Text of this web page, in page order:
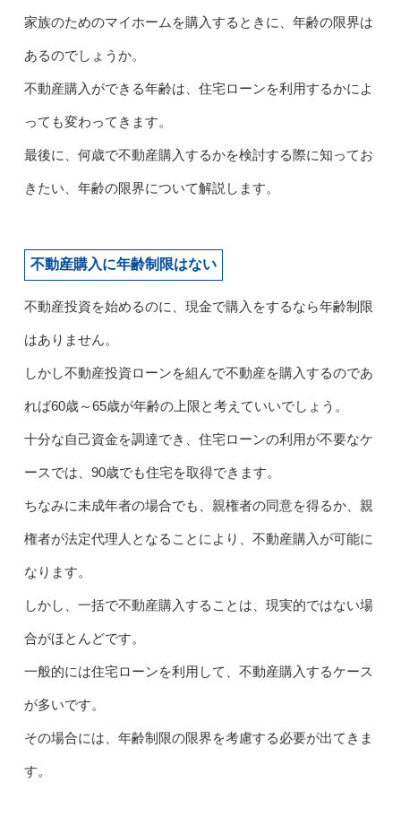
家族のためのマイホームを購入するときに、年齢の限界は
あるのでしょうか。
不動産購入ができる年齢は、住宅ローンを利用するかによ
っても変わってきます。
最後に、何歳で不動産購入するかを検討する際に知ってお
きたい、年齢の限界について解説します。
不動産購入に年齢制限はない
不動産投資を始めるのに、現金で購入をするなら年齢制限
はありません。
しかし不動産投資ローンを組んで不動産を購入するのであ
れば60歳～65歳が年齢の上限と考えていいでしょう。
十分な自己資金を調達でき、住宅ローンの利用が不要なケ
ースでは、90歳でも住宅を取得できます。
ちなみに未成年者の場合でも、親権者の同意を得るか、親
権者が法定代理人となることにより、不動産購入が可能に
なります。
しかし、一括で不動産購入することは、現実的ではない場
合がほとんどです。
一般的には住宅ローンを利用して、不動産購入するケース
が多いです。
その場合には、年齢制限の限界を考慮する必要が出てきま
す。